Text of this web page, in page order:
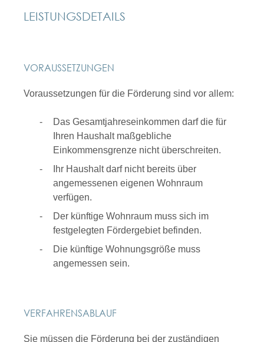
LEISTUNGSDETAILS
VORAUSSETZUNGEN
Voraussetzungen für die Förderung sind vor allem:
Das Gesamtjahreseinkommen darf die für
Ihren Haushalt maßgebliche
Einkommensgrenze nicht überschreiten.
Ihr Haushalt darf nicht bereits über
angemessenen eigenen Wohnraum
verfügen.
Der künftige Wohnraum muss sich im
festgelegten Fördergebiet befinden.
Die künftige Wohnungsgröße muss
angemessen sein.
VERFAHRENSABLAUF
Sie müssen die Förderung bei der zuständigen